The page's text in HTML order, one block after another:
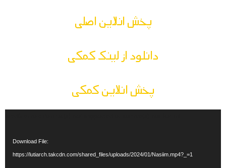
پخش انلاین اصلی
دانلود از لینک کمکی
پخش انلاین کمکی
Download File:
https://lutiarch.takcdn.com/shared_files/uploads/2024/01/Nasiim.mp4?_=1